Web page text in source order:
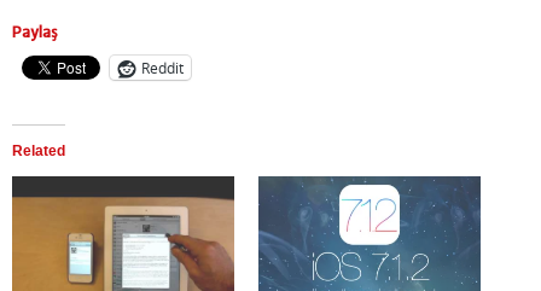
Paylaş
Reddit
Related